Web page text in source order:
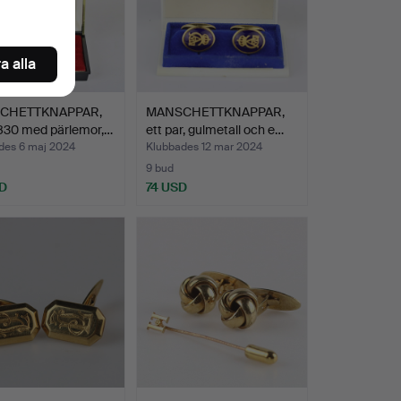
med pärlemor,…
6 maj 2024
MANSCHETTKNAPPAR,
ett par, gulmetall och e…
Klubbades 12 mar 2024
9 bud
74 USD
alla